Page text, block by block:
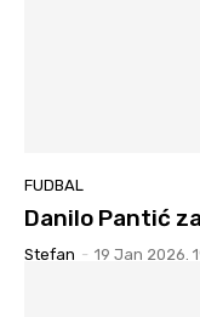
FUDBAL
Danilo Pantić
Stefan - 19 Jan 2026.